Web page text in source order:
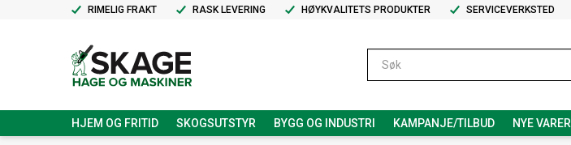
RIMELIG FRAKT RASK LEVERING HØYKVALITETS PRODUKTER SERVICEVERKSTED
HJEM OG FRITID SKOGSUTSTYR BYGG OG INDUSTRI KAMPANJE/TILBUD NYE VARER